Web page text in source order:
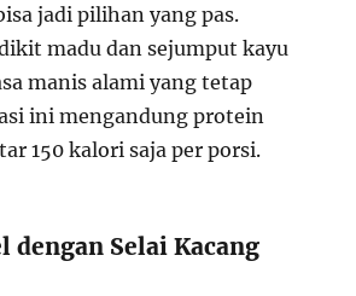
jadi pilihan yang pas.
madu dan sejumput kayu
manis alami yang tetap
ini mengandung protein
150 kalori saja per porsi.
dengan Selai Kacang